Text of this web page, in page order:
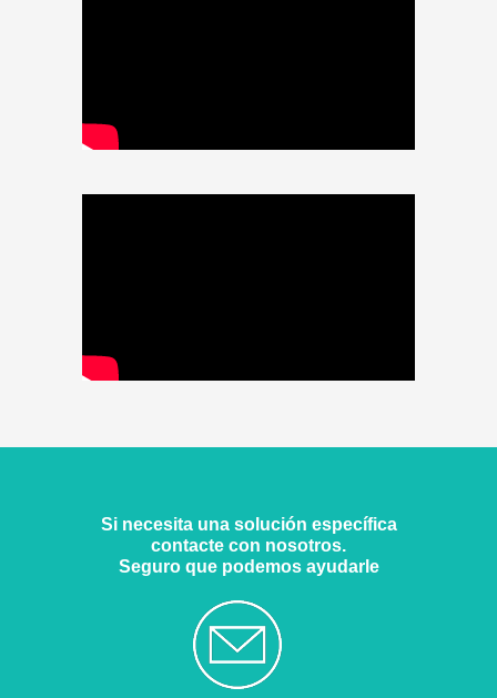
Si necesita una solución específica
contacte con nosotros.
Seguro que podemos ayudarle